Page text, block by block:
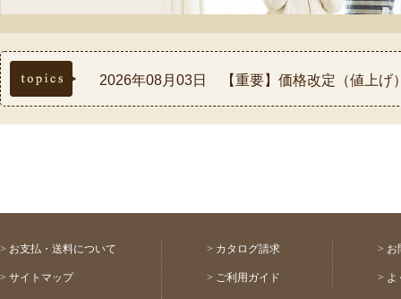
topics
2026年08月03日 【重要】価格改定（値上げ
2026年07月30日 【重要】熊本県熊本地方を
2026年07月17日 ◆お盆休み中の配送スケジ
> お支払・送料について
> サイトマップ
> カタログ請求
> ご利用ガイド
> お
> よ